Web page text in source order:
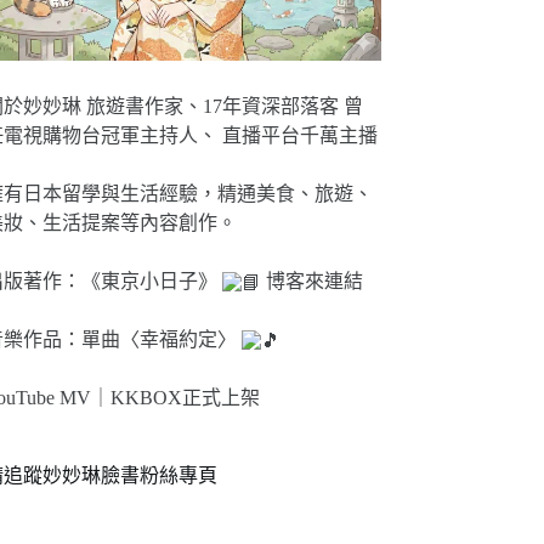
妙妙琳 旅遊書作家、17年資深部落客 曾
電視購物台冠軍主持人、 直播平台千萬主播
日本留學與生活經驗，精通美食、旅遊、
、生活提案等內容創作。
著作：《東京小日子》 博客來連結
作品：單曲〈幸福約定〉
MV｜KKBOX正式上架
追蹤妙妙琳臉書粉絲專頁